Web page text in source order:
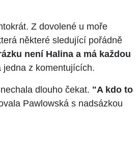
Z dovolené u moře
některé sledující pořádně
není Halina a má každou
jedna z komentujících.
dlouho čekat. "A kdo to
Pawlowská s nadsázkou